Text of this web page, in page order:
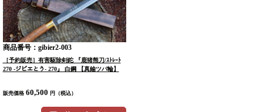
商品番号：gibier2-003
［予約販売］有害駆除剣鉈 『鹿猪熊刀/ｽﾄﾚｰﾄ
270 -ジビエとう- 270』 白鋼 【真鍮ツバ輪】
販売価格 60,500 円（税込）